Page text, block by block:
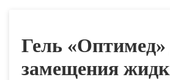
Гель «Оптимед»
замещения